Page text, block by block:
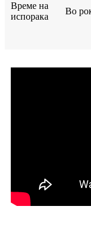
Време на
испорака
Во